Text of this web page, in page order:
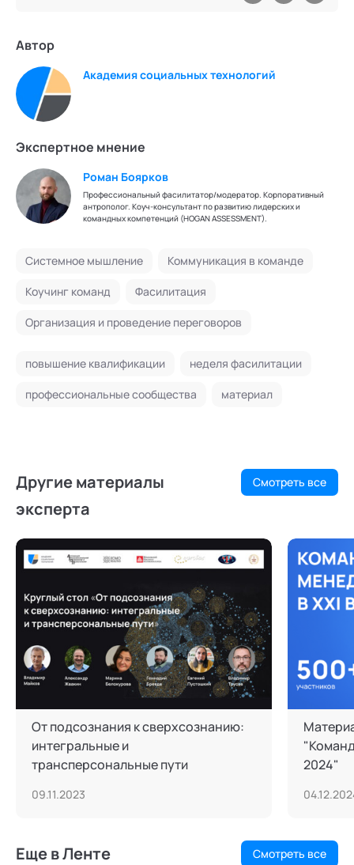
Автор
Академия социальных технологий
Экспертное мнение
Роман Боярков
Профессиональный фасилитатор/модератор. Корпоративный
антрополог. Коуч-консультант по развитию лидерских и
командных компетенций (HOGAN ASSESSMENT).
Системное мышление Коммуникация в команде
Коучинг команд Фасилитация
Организация и проведение переговоров
повышение квалификации неделя фасилитации
профессиональные сообщества материал
Другие материалы
эксперта
Смотреть все
От подсознания к сверхсознанию:
интегральные и
трансперсональные пути
09.11.2023
2024"
Еще в Ленте Смотреть все